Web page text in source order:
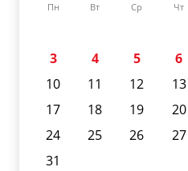
Пн Вт Ср Чт
3
4 5 6
10
11 12 13
17
18 19 20
24
25 26 27
31